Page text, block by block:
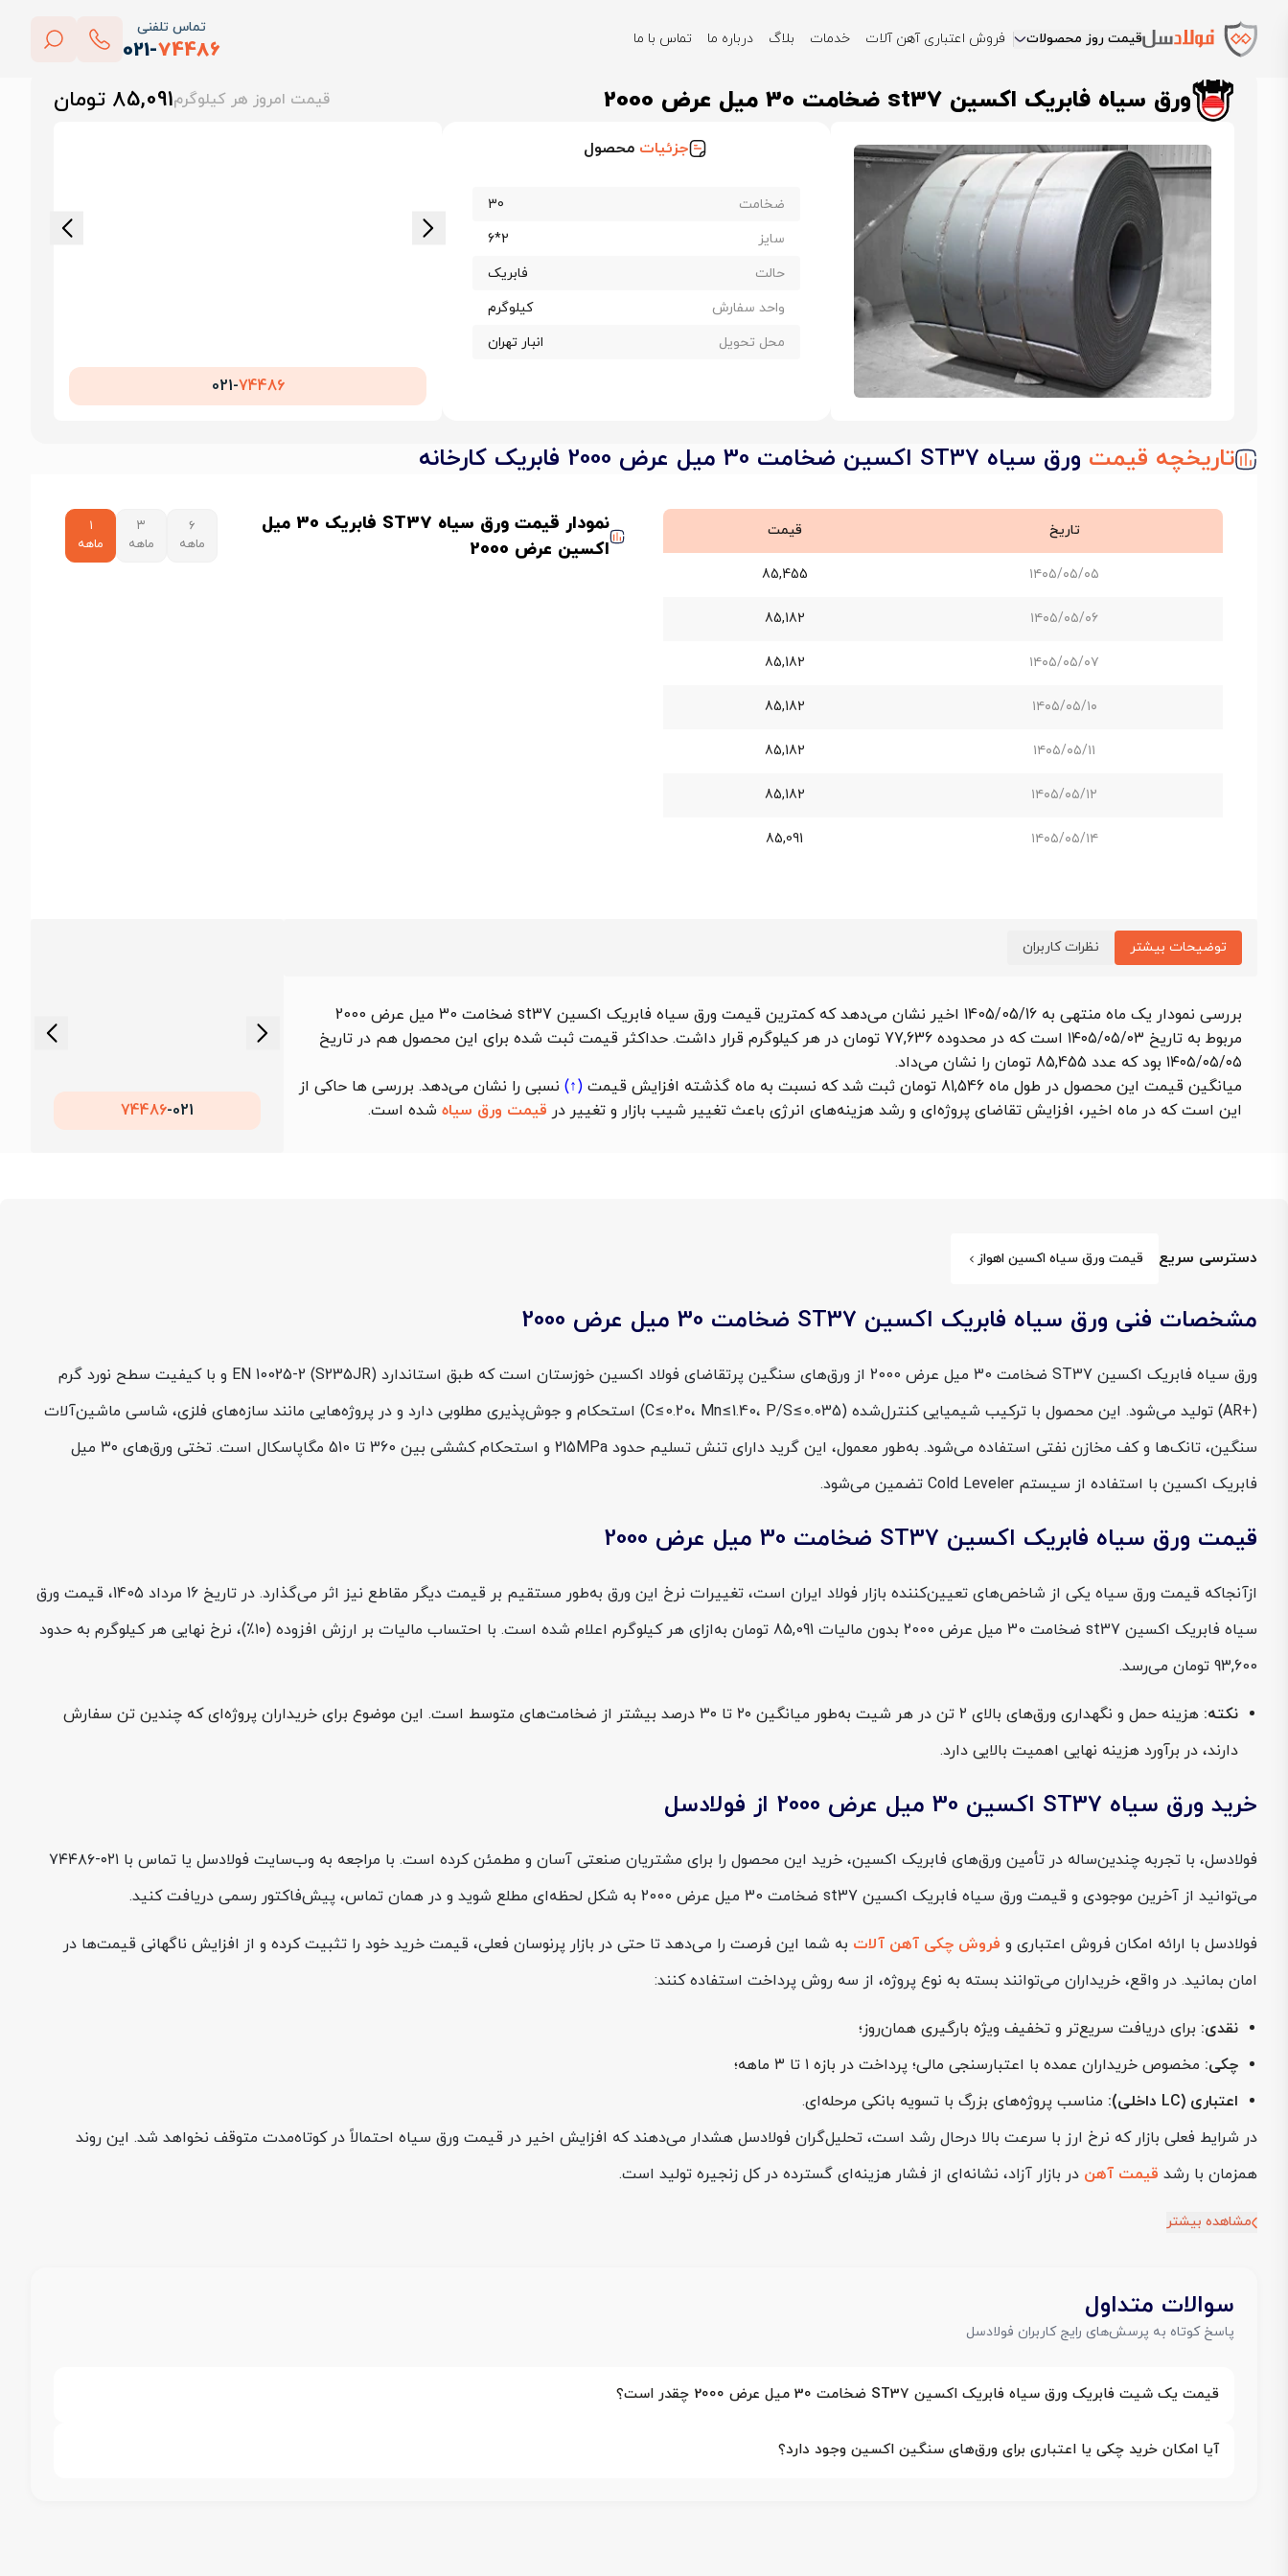
قیمت روز محصولات فروش اعتباری آهن آلات خدمات بلاگ درباره ما تماس با ما
تماس تلفنی
021-74486 فولادسل
ورق سیاه فابریک اکسین st37 ضخامت 30 میل عرض 2000 قیمت امروز هر کیلوگرم85,091 تومان
جزئیات محصول
ضخامت
30
سایز
2*6
حالت
فابریک
واحد سفارش
کیلوگرم
محل تحویل
انبار تهران
021-74486
تاریخچه قیمت ورق سیاه ST37 اکسین ضخامت 30 میل عرض 2000 فابریک کارخانه
تاریخ قیمت
۱۴۰۵/۰۵/۰۵ 85,455
۱۴۰۵/۰۵/۰۶ 85,182
۱۴۰۵/۰۵/۰۷ 85,182
۱۴۰۵/۰۵/۱۰ 85,182
۱۴۰۵/۰۵/۱۱ 85,182
۱۴۰۵/۰۵/۱۲ 85,182
۱۴۰۵/۰۵/۱۴ 85,091
نمودار قیمت ورق سیاه ST37 فابریک 30 میل
اکسین عرض 2000
۶
ماهه
۳
ماهه
۱
ماهه
توضیحات بیشتر نظرات کاربران
بررسی نمودار یک ماه منتهی به 1405/05/16 اخیر نشان می‌دهد که کمترین قیمت ورق سیاه فابریک اکسین st37 ضخامت 30 میل عرض 2000
مربوط به تاریخ ۱۴۰۵/۰۵/۰۳ است که در محدوده 77,636 تومان در هر کیلوگرم قرار داشت. حداکثر قیمت ثبت شده برای این محصول هم در تاریخ
۱۴۰۵/۰۵/۰۵ بود که عدد 85,455 تومان را نشان می‌داد.
میانگین قیمت این محصول در طول ماه 81,546 تومان ثبت شد که نسبت به ماه گذشته
افزایش قیمت (↑) نسبی را نشان می‌دهد. بررسی ها حاکی از
این است که در ماه اخیر، افزایش تقاضای پروژه‌ای و رشد هزینه‌های انرژی باعث تغییر شیب بازار و تغییر در قیمت ورق سیاه شده است. 021-
74486
دسترسی سریع قیمت ورق سیاه اکسین اهواز
مشخصات فنی ورق سیاه فابریک اکسین ST37 ضخامت 30 میل عرض 2000
ورق سیاه فابریک اکسین ST37 ضخامت 30 میل عرض 2000 از ورق‌های سنگین پرتقاضای فولاد اکسین خوزستان است که طبق استاندارد EN 10025-2 (S235JR) و با کیفیت سطح نورد گرم
(+AR) تولید می‌شود. این محصول با ترکیب شیمیایی کنترل‌شده (C≤0.20، Mn≤1.40، P/S≤0.035) استحکام و جوش‌پذیری مطلوبی دارد و در پروژه‌هایی مانند سازه‌های فلزی، شاسی ماشین‌آلات
سنگین، تانک‌ها و کف مخازن نفتی استفاده می‌شود. به‌طور معمول، این گرید دارای تنش تسلیم حدود 215MPa و استحکام کششی بین 360 تا 510 مگاپاسکال است. تختی ورق‌های ۳۰ میل
فابریک اکسین با استفاده از سیستم Cold Leveler تضمین می‌شود.
قیمت ورق سیاه فابریک اکسین ST37 ضخامت 30 میل عرض 2000
ازآنجاکه قیمت ورق سیاه یکی از شاخص‌های تعیین‌کننده بازار فولاد ایران است، تغییرات نرخ این ورق به‌طور مستقیم بر قیمت دیگر مقاطع نیز اثر می‌گذارد. در تاریخ 16 مرداد 1405، قیمت ورق
سیاه فابریک اکسین st37 ضخامت 30 میل عرض 2000 بدون مالیات 85,091 تومان به‌ازای هر کیلوگرم اعلام شده است. با احتساب مالیات بر ارزش افزوده (۱۰٪)، نرخ نهایی هر کیلوگرم به حدود
93,600 تومان می‌رسد.
نکته:
هزینه حمل و نگهداری ورق‌های بالای ۲ تن در هر شیت به‌طور میانگین ۲۰ تا ۳۰ درصد بیشتر از ضخامت‌های متوسط است. این موضوع برای خریداران پروژه‌ای که چندین تن سفارش
دارند، در برآورد هزینه نهایی اهمیت بالایی دارد.
خرید ورق سیاه ST37 اکسین 30 میل عرض 2000 از فولادسل
فولادسل، با تجربه چندین‌ساله در تأمین ورق‌های فابریک اکسین، خرید این محصول را برای مشتریان صنعتی آسان و مطمئن کرده است. با مراجعه به وب‌سایت فولادسل یا تماس با ۰۲۱-۷۴۴۸۶
می‌توانید از آخرین موجودی و قیمت ورق سیاه فابریک اکسین st37 ضخامت 30 میل عرض 2000 به شکل لحظه‌ای مطلع شوید و در همان تماس، پیش‌فاکتور رسمی دریافت کنید.
فولادسل با ارائه امکان فروش اعتباری و فروش چکی آهن آلات به شما این فرصت را می‌دهد تا حتی در بازار پرنوسان فعلی، قیمت خرید خود را تثبیت کرده و از افزایش ناگهانی قیمت‌ها در
امان بمانید. در واقع، خریداران می‌توانند بسته به نوع پروژه، از سه روش پرداخت استفاده کنند:
نقدی: برای دریافت سریع‌تر و تخفیف ویژه بارگیری همان‌روز؛
چکی: مخصوص خریداران عمده با اعتبارسنجی مالی؛ پرداخت در بازه ۱ تا ۳ ماهه؛
اعتباری (LC داخلی):
مناسب پروژه‌های بزرگ با تسویه بانکی مرحله‌ای.
در شرایط فعلی بازار که نرخ ارز با سرعت بالا درحال رشد است، تحلیل‌گران فولادسل هشدار می‌دهند که افزایش اخیر در قیمت ورق سیاه احتمالاً در کوتاه‌مدت متوقف نخواهد شد. این روند
همزمان با رشد قیمت آهن در بازار آزاد، نشانه‌ای از فشار هزینه‌ای گسترده در کل زنجیره تولید است.
مشاهده بیشتر
سوالات متداول
پاسخ کوتاه به پرسش‌های رایج کاربران فولادسل
قیمت یک شیت فابریک ورق سیاه فابریک اکسین ST37 ضخامت 30 میل عرض 2000 چقدر است؟
آیا امکان خرید چکی یا اعتباری برای ورق‌های سنگین اکسین وجود دارد؟